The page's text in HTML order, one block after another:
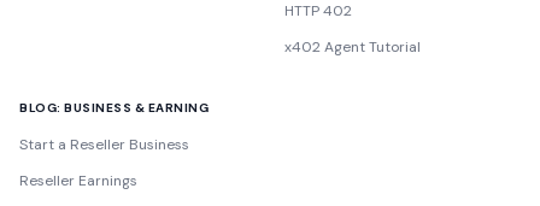
HTTP 402
x402 Agent Tutorial
BLOG: BUSINESS & EARNING
Start a Reseller Business
Reseller Earnings